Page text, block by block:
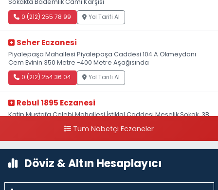
Sokakta Bademlik Cami Karşısı
0 (212) 255 78 99 Yol Tarifi Al
Seher Eczanesi
Piyalepaşa Mahallesi Piyalepaşa Caddesi 104 A Okmeydanı
Cem Evinin 350 Metre -400 Metre Aşağısında
0 (212) 254 36 04 Yol Tarifi Al
Rebul 1895 Eczanesi
Katip Mustafa Çelebi Mahallesi İstiklal Caddesi Meşelik Sokak, 3B
Tüm Nöbetçi Eczaneler
Döviz & Altın Hesaplayıcı